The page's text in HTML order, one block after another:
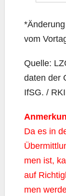
vom
Quel­le:
da­ten der
IfSG. / RKI
Da es in
men ist,
auf
men